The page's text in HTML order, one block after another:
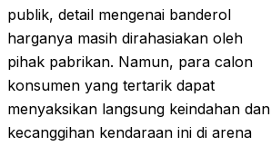
publik, detail mengenai banderol
harganya masih dirahasiakan oleh
pihak pabrikan. Namun, para calon
konsumen yang tertarik dapat
menyaksikan langsung keindahan dan
kecanggihan kendaraan ini di arena